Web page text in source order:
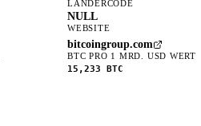
LÄNDERCODE
NULL
WEBSITE
bitcoingroup.com
BTC PRO 1 MRD. USD WERT
15,233 BTC